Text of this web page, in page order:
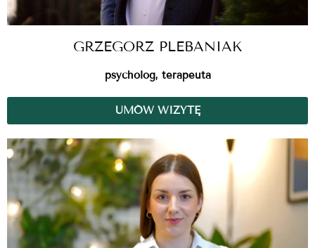
GRZEGORZ PLEBANIAK
psycholog, terapeuta
UMÓW WIZYTĘ